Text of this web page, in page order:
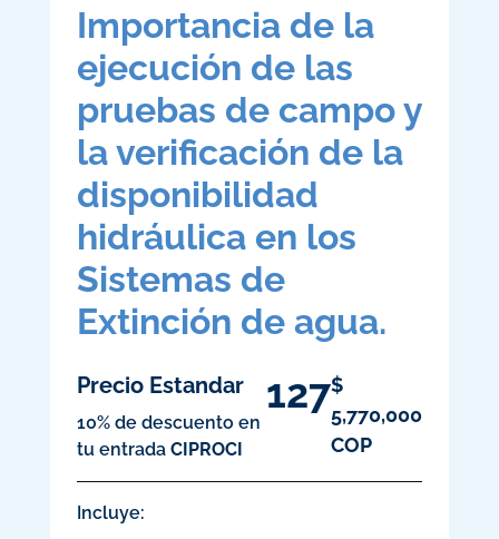
Importancia de la
ejecución de las
pruebas de campo y
la verificación de la
disponibilidad
hidráulica en los
Sistemas de
Extinción de agua.
Precio Estandar
10% de descuento en
tu entrada CIPROCI
127$
5,770,000
COP
Incluye: